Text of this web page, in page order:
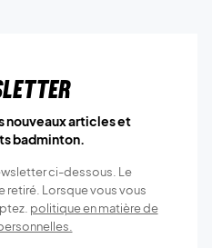
nouveaux articles et
badminton.
ci-dessous. Le
Lorsque vous vous
politique en matière de